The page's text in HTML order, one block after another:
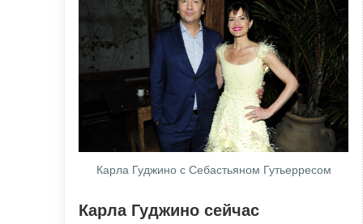
Карла Гуджино с Себастьяном Гутьерресом
Карла Гуджино сейчас